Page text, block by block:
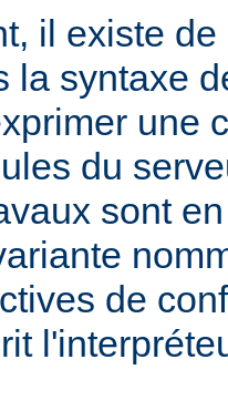
il existe
la syntaxe
une
du
sont
de